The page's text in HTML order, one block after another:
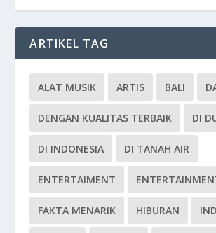
ARTIKEL TAG
ALAT MUSIK ARTIS BALI
DENGAN KUALITAS TERBAIK DI
DI INDONESIA DI TANAH AIR
ENTERTAIMENT
FAKTA MENARIK HIBURAN